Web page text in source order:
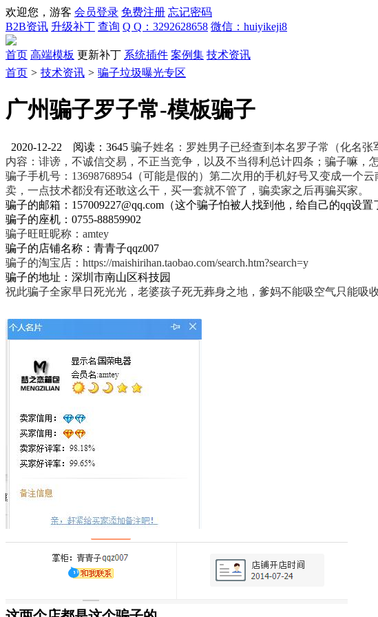
欢迎您，游客 会员登录 免费注册 忘记密码
B2B资讯 升级补丁 查询 Q Q：3292628658 微信：huiyikeji8
首页 高端模板 更新补丁 系统插件 案例集 技术资讯
首页 > 技术资讯 > 骗子垃圾曝光专区
广州骗子罗子常-模板骗子
2020-12-22 阅读：3645 骗子姓名：罗姓男子已经查到本名罗子常（化名
内容：诽谤，不诚信交易，不正当竞争，以及不当得利总计四条；骗子嘛，
骗子手机号：13698768954（可能是假的）第二次用的手机好号又变成一
卖，一点技术都没有还敢这么干，买一套就不管了，骗卖家之后再骗买家。
骗子的邮箱：157009227@qq.com（这个骗子怕被人找到他，给自己的qq
骗子的座机：0755-88859902
骗子旺旺昵称：amtey
骗子的店铺名称：青青子qqz007
骗子的淘宝店：https://maishirihan.taobao.com/search.htm?search=y
骗子的地址：深圳市南山区科技园
祝此骗子全家早日死光光，老婆孩子死无葬身之地，爹妈不能吸空气只能吸